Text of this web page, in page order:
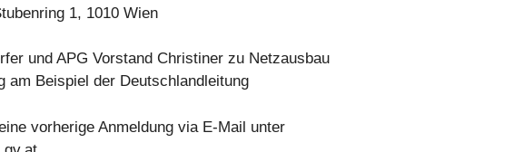
1, 1010 Wien
und APG Vorstand Christiner zu Netzausbau
am Beispiel der Deutschlandleitung
vorherige Anmeldung via E-Mail unter